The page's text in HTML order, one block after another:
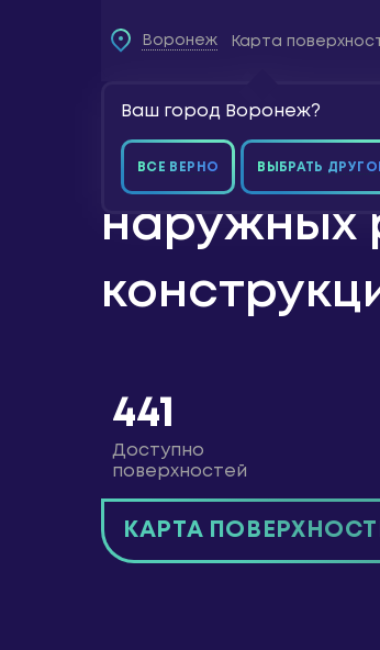
Карта
Воронеж
Ваш город Воронеж?
ВСЕ ВЕРНО ВЫБРАТЬ
Карта
Аренда и
наружных
441
Доступно
поверхностей
КАРТА